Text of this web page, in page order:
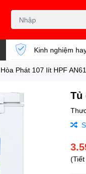
Kinh nghiệm
Phát 107 lít HPF
Tủ